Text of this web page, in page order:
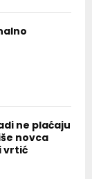
ne plaćaju
novca
vrtić